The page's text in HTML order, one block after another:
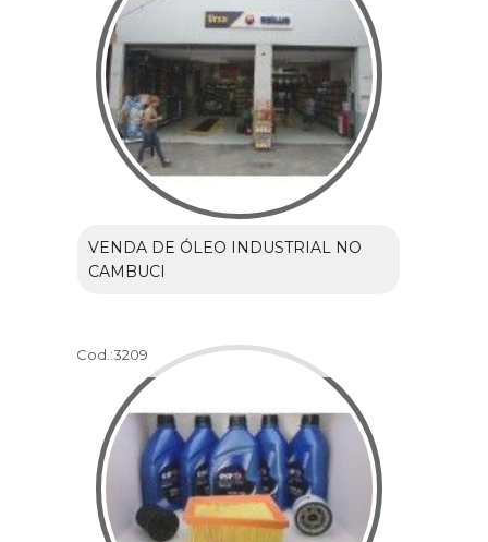
VENDA DE ÓLEO INDUSTRIAL NO
CAMBUCI
Cod.:3209